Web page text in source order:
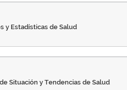
y Estadísticas de Salud
Situación y Tendencias de Salud